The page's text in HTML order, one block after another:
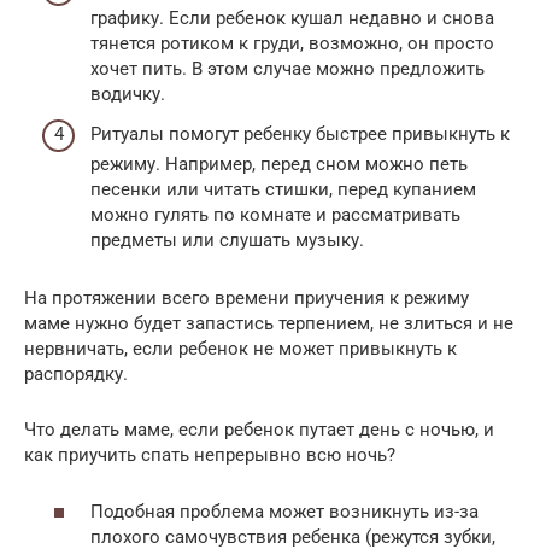
графику. Если ребенок кушал недавно и снова
тянется ротиком к груди, возможно, он просто
хочет пить. В этом случае можно предложить
водичку.
Ритуалы помогут ребенку быстрее привыкнуть к
режиму. Например, перед сном можно петь
песенки или читать стишки, перед купанием
можно гулять по комнате и рассматривать
предметы или слушать музыку.
На протяжении всего времени приучения к режиму
маме нужно будет запастись терпением, не злиться и не
нервничать, если ребенок не может привыкнуть к
распорядку.
Что делать маме, если ребенок путает день с ночью, и
как приучить спать непрерывно всю ночь?
Подобная проблема может возникнуть из-за
плохого самочувствия ребенка (режутся зубки,